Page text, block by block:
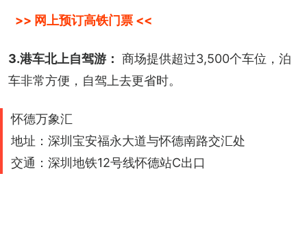
>> 网上预订高铁门票 <<
3.港车北上自驾游： 商场提供超过3,500个车位，泊
车非常方便，自驾上去更省时。
怀德万象汇
地址：深圳宝安福永大道与怀德南路交汇处
交通：深圳地铁12号线怀德站C出口